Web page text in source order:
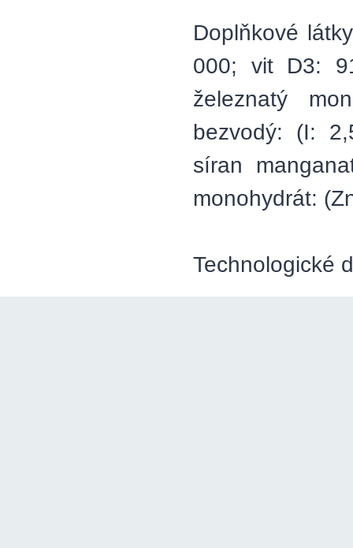
Doplňkové
000; vit D3:
železnatý
bezvodý: (I:
síran
monohydrát:
Technologické